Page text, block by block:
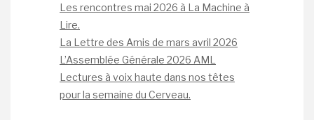
Les rencontres mai 2026 à La Machine à
Lire.
La Lettre des Amis de mars avril 2026
L’Assemblée Générale 2026 AML
Lectures à voix haute dans nos têtes
pour la semaine du Cerveau.